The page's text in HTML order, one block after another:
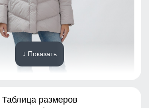
↓ Показать
Таблица размеров